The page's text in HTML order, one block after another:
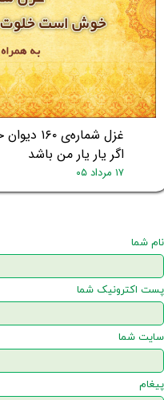
غزل
اگر یار یار من باشد
۱۷ مرداد ۰۵
نام شما
پست اکترونیک شما
سایت شما
پیغام